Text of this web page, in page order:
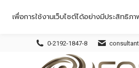
0-2192-1847-8
เพื่อการใช้งานเว็บไซต์ได้อย่างมีประสิทธิภ